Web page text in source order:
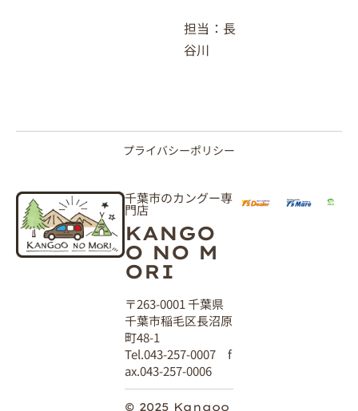
担当：長
谷川
プライバシーポリシー
千葉市のカングー専
門店
KANGO
O NO M
ORI
〒263-0001 千葉県
千葉市稲毛区長沼原
町48-1
Tel.043-257-0007 f
ax.043-257-0006
© 2025 Kangoo